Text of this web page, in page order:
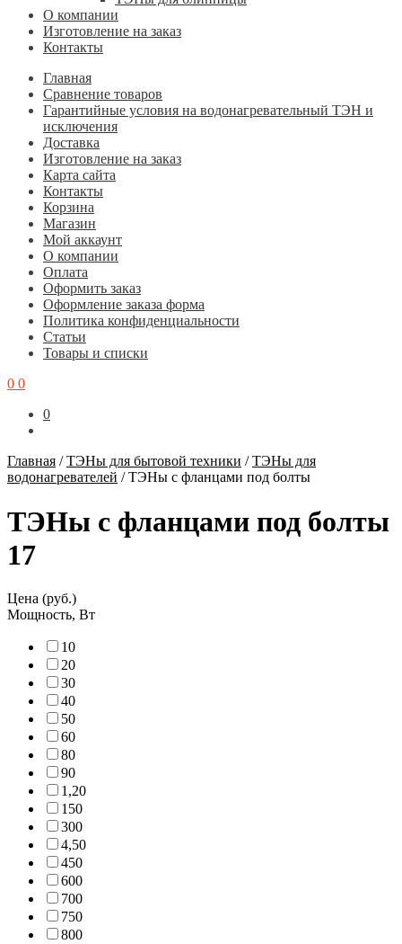
О компании
Изготовление на заказ
Контакты
Главная
Cравнение товаров
Гарантийные условия на водонагревательный ТЭН и
исключения
Доставка
Изготовление на заказ
Карта сайта
Контакты
Корзина
Магазин
Мой аккаунт
О компании
Оплата
Оформить заказ
Оформление заказа форма
Политика конфиденциальности
Статьи
Товары и списки
0 0
0
Главная /ТЭНы для бытовой техники /ТЭНы для
водонагревателей /ТЭНы с фланцами под болты
ТЭНы с фланцами под болты
17
Цена (руб.)
Мощность, Вт
10
20
30
40
50
60
80
90
1,20
150
300
4,50
450
600
700
750
800